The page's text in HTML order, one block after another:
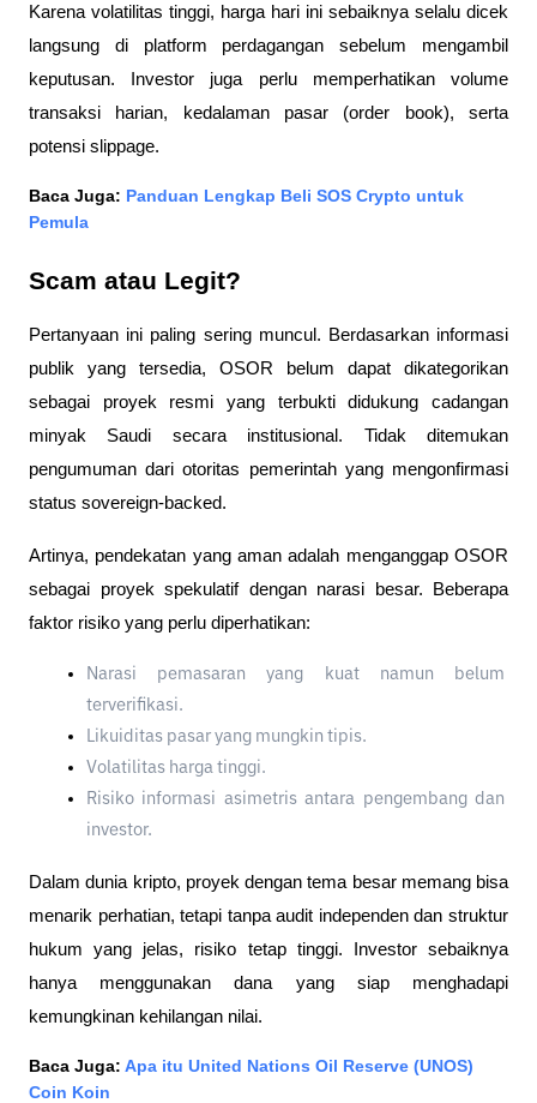
Karena volatilitas tinggi, harga hari ini sebaiknya selalu dicek
langsung di platform perdagangan sebelum mengambil
keputusan. Investor juga perlu memperhatikan volume
transaksi harian, kedalaman pasar (order book), serta
potensi slippage.
Baca Juga: Panduan Lengkap Beli SOS Crypto untuk
Pemula
Scam atau Legit?
Pertanyaan ini paling sering muncul. Berdasarkan informasi
publik yang tersedia, OSOR belum dapat dikategorikan
sebagai proyek resmi yang terbukti didukung cadangan
minyak Saudi secara institusional. Tidak ditemukan
pengumuman dari otoritas pemerintah yang mengonfirmasi
status sovereign-backed.
Artinya, pendekatan yang aman adalah menganggap OSOR
sebagai proyek spekulatif dengan narasi besar. Beberapa
faktor risiko yang perlu diperhatikan:
Narasi pemasaran yang kuat namun belum
terverifikasi.
Likuiditas pasar yang mungkin tipis.
Volatilitas harga tinggi.
Risiko informasi asimetris antara pengembang dan
investor.
Dalam dunia kripto, proyek dengan tema besar memang bisa
menarik perhatian, tetapi tanpa audit independen dan struktur
hukum yang jelas, risiko tetap tinggi. Investor sebaiknya
hanya menggunakan dana yang siap menghadapi
kemungkinan kehilangan nilai.
Baca Juga: Apa itu United Nations Oil Reserve (UNOS)
Coin Koin